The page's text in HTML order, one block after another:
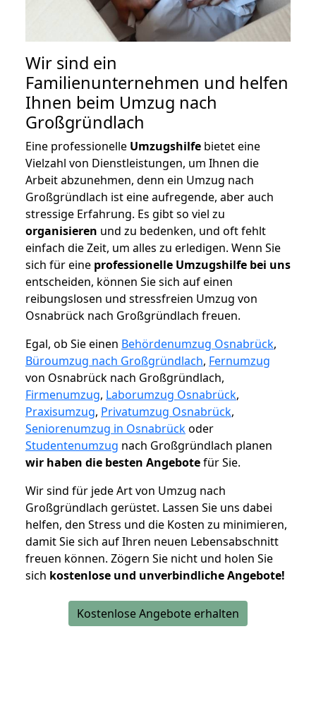
Wir sind ein
Familienunternehmen und helfen
Ihnen beim Umzug nach
Großgründlach
Eine professionelle Umzugshilfe bietet eine
Vielzahl von Dienstleistungen, um Ihnen die
Arbeit abzunehmen, denn ein Umzug nach
Großgründlach ist eine aufregende, aber auch
stressige Erfahrung. Es gibt so viel zu
organisieren und zu bedenken, und oft fehlt
einfach die Zeit, um alles zu erledigen. Wenn Sie
sich für eine professionelle Umzugshilfe bei uns
entscheiden, können Sie sich auf einen
reibungslosen und stressfreien Umzug von
Osnabrück nach Großgründlach freuen.
Egal, ob Sie einen Behördenumzug Osnabrück,
Büroumzug nach Großgründlach, Fernumzug
von Osnabrück nach Großgründlach,
Firmenumzug, Laborumzug Osnabrück,
Praxisumzug, Privatumzug Osnabrück,
Seniorenumzug in Osnabrückoder
Studentenumzug nach Großgründlach planen
wir haben die besten Angebotefür Sie.
Wir sind für jede Art von Umzug nach
Großgründlach gerüstet. Lassen Sie uns dabei
helfen, den Stress und die Kosten zu minimieren,
damit Sie sich auf Ihren neuen Lebensabschnitt
freuen können. Zögern Sie nicht und holen Sie
sich kostenlose und unverbindliche Angebote!
Kostenlose Angebote erhalten